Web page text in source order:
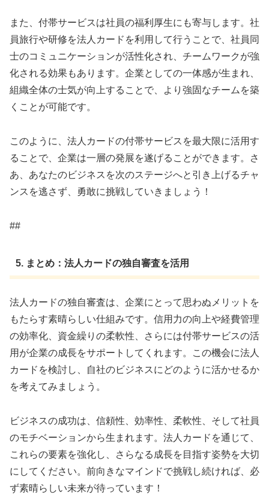
また、付帯サービスは社員の福利厚生にも寄与します。社
員旅行や研修を法人カードを利用して行うことで、社員同
士のコミュニケーションが活性化され、チームワークが強
化される効果もあります。企業としての一体感が生まれ、
組織全体の士気が向上することで、より強固なチームを築
くことが可能です。
このように、法人カードの付帯サービスを最大限に活用す
ることで、企業は一層の発展を遂げることができます。さ
あ、あなたのビジネスを次のステージへと引き上げるチャ
ンスを逃さず、勇敢に挑戦していきましょう！
##
5. まとめ：法人カードの独自審査を活用
法人カードの独自審査は、企業にとって思わぬメリットを
もたらす素晴らしい仕組みです。信用力の向上や経費管理
の効率化、資金繰りの柔軟性、さらには付帯サービスの活
用が企業の成長をサポートしてくれます。この機会に法人
カードを検討し、自社のビジネスにどのように活かせるか
を考えてみましょう。
ビジネスの成功は、信頼性、効率性、柔軟性、そして社員
のモチベーションから生まれます。法人カードを通じて、
これらの要素を強化し、さらなる成長を目指す姿勢を大切
にしてください。前向きなマインドで挑戦し続ければ、必
ず素晴らしい未来が待っています！